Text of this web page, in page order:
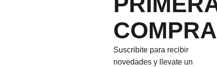
COMPRA
Suscribite para recibir
novedades y llevate un